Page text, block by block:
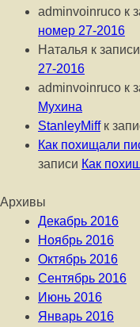
adminvoinruco к
номер 27-2016
Наталья к записи
27-2016
adminvoinruco к
Мухина
StanleyMiffк
Как похищали
записи Как
Архивы
Декабрь 2016
Ноябрь 2016
Октябрь 2016
Сентябрь 2016
Июнь 2016
Январь 2016